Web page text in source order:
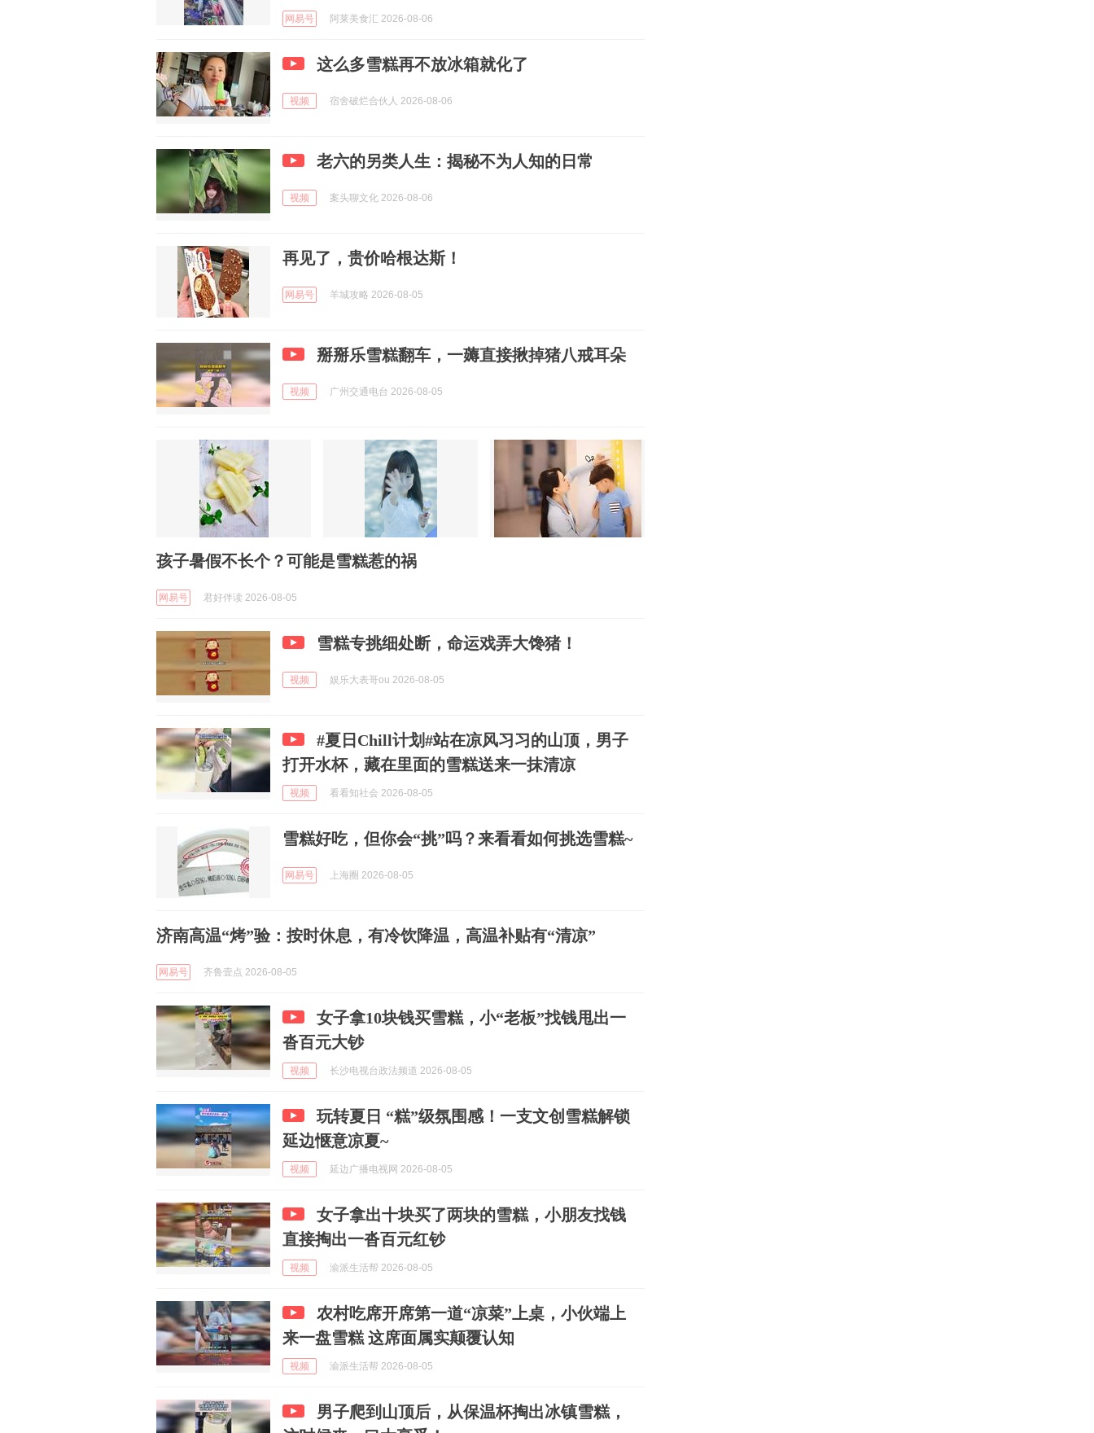
网易号 阿莱美食汇 2026-08-06
这么多雪糕再不放冰箱就化了
视频 宿舍破烂合伙人 2026-08-06
老六的另类人生：揭秘不为人知的日常
视频 案头聊文化 2026-08-06
再见了，贵价哈根达斯！
网易号 羊城攻略 2026-08-05
掰掰乐雪糕翻车，一薅直接揪掉猪八戒耳朵
视频 广州交通电台 2026-08-05
孩子暑假不长个？可能是雪糕惹的祸
网易号 君好伴读 2026-08-05
雪糕专挑细处断，命运戏弄大馋猪！
视频 娱乐大表哥ou 2026-08-05
#夏日Chill计划#站在凉风习习的山顶，男子
打开水杯，藏在里面的雪糕送来一抹清凉
视频 看看知社会 2026-08-05
雪糕好吃，但你会“挑”吗？来看看如何挑选雪糕~
网易号 上海圈 2026-08-05
济南高温“烤”验：按时休息，有冷饮降温，高温补贴有“清凉”
网易号 齐鲁壹点 2026-08-05
女子拿10块钱买雪糕，小“老板”找钱甩出一
沓百元大钞
视频 长沙电视台政法频道 2026-08-05
玩转夏日 “糕”级氛围感！一支文创雪糕解锁
延边惬意凉夏~
视频 延边广播电视网 2026-08-05
女子拿出十块买了两块的雪糕，小朋友找钱
直接掏出一沓百元红钞
视频 渝派生活帮 2026-08-05
农村吃席开席第一道“凉菜”上桌，小伙端上
来一盘雪糕 这席面属实颠覆认知
视频 渝派生活帮 2026-08-05
男子爬到山顶后，从保温杯掏出冰镇雪糕，